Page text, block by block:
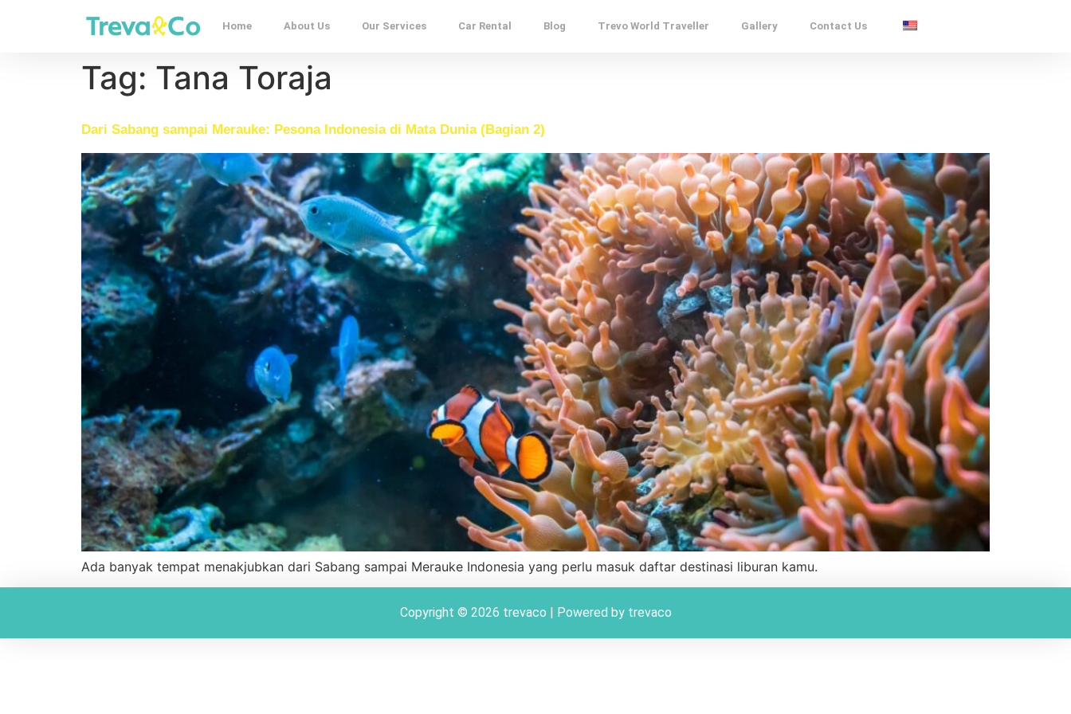
Home About Us Our Services Car Rental Blog Trevo World Traveller Gallery Contact Us
Tag: Tana Toraja
Dari Sabang sampai Merauke: Pesona Indonesia di Mata Dunia (Bagian 2)
Ada banyak tempat menakjubkan dari Sabang sampai Merauke Indonesia yang perlu masuk daftar destinasi liburan kamu.
Copyright © 2026 trevaco | Powered by trevaco